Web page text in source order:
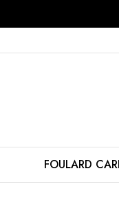
FOULARD